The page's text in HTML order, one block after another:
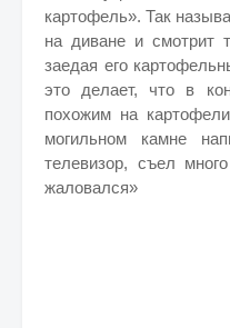
картофель». Так
на диване и смотрит
заедая его
это делает, что в
похожим на
могильном камне
телевизор, съел
жаловался»